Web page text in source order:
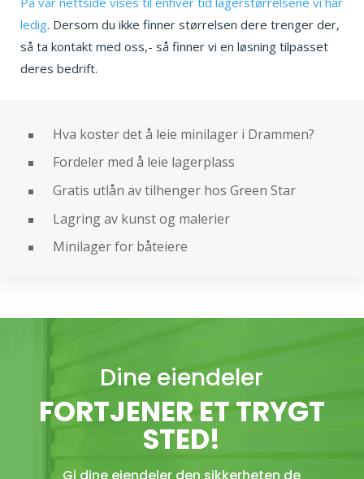
ledig. Dersom du ikke finner størrelsen dere trenger der,
så ta kontakt med oss,- så finner vi en løsning tilpasset
deres bedrift.
Hva koster det å leie minilager i Drammen?
Fordeler med å leie lagerplass
Gratis utlån av tilhenger hos Green Star
Lagring av kunst og malerier
Minilager for båteiere
Dine eiendeler
FORTJENER ET TRYGT
STED!
Gi dine eiendeler den sikkerheten de